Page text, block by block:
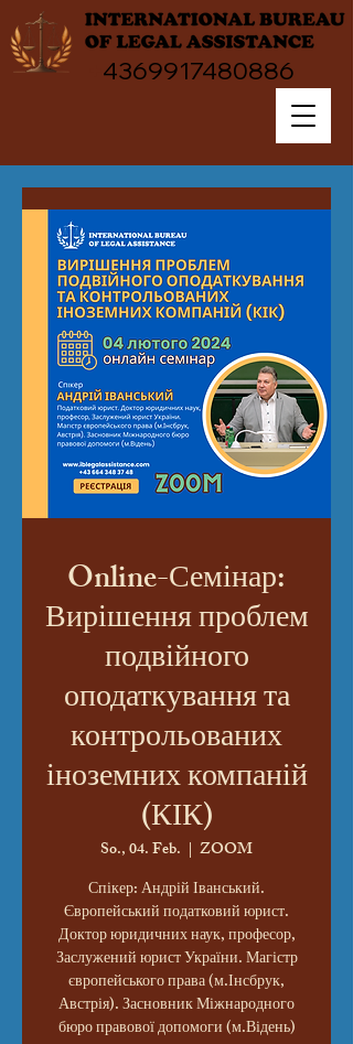
4369917480886
Online-Семінар:
Вирішення проблем
подвійного
оподаткування та
контрольованих
іноземних компаній
(КІК)
So., 04. Feb.
  |
ZOOM
Спікер: Андрій Іванський.
Європейський податковий юрист.
Доктор юридичних наук, професор,
Заслужений юрист України. Магістр
європейського права (м.Інсбрук,
Австрія). Засновник Міжнародного
бюро правової допомоги (м.Відень)